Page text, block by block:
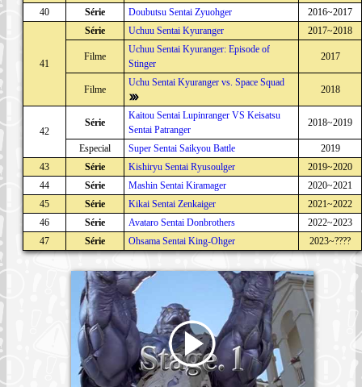
40
Série Doubutsu Sentai Zyuohger 2016~2017
41
Série Uchuu Sentai Kyuranger 2017~2018
Filme
Uchuu Sentai Kyuranger: Episode of
Stinger
2017
Filme
Uchu Sentai Kyuranger vs. Space Squad
2018
42
Série
Kaitou Sentai Lupinranger VS Keisatsu
Sentai Patranger
2018~2019
Especial Super Sentai Saikyou Battle
2019
43
Série Kishiryu Sentai Ryusoulger
2019~2020
44
Série Mashin Sentai Kiramager
2020~2021
45
Série Kikai Sentai Zenkaiger
2021~2022
46
Série Avataro Sentai Donbrothers
2022~2023
47
Série Ohsama Sentai King-Ohger 2023~????